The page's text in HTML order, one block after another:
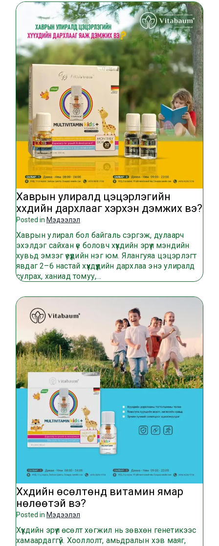
Хаврын улиралд цэцэрлэгийн
хүүхдийн дархлааг хэрхэн дэмжих вэ?
Posted in Мэдээлэл
Хаврын улирал бол байгаль сэргэж, дулаарч
эхэлдэг сайхан үе боловч хүүхдийн эрүүл мэндийн
хувьд эмзэг үеүүдийн нэг юм. Ялангуяа цэцэрлэгт
явдаг 2–6 настай хүүхдүүдийн дархлаа энэ улиралд
сулрах, ханиад томуу,…
Хүүхдийн өсөлтөнд витамин ямар
нөлөөтэй вэ?
Posted in Мэдээлэл
Хүүхдийн эрүүл өсөлт хөгжил нь зөвхөн генетикээс
хамаардаггүй. Хооллолт, амьдралын хэв маяг,